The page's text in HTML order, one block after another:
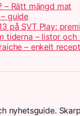
– Rätt mängd mat
guide
på SVT Play:
tiderna – listor och
– enkelt recept
nyhetsguide.